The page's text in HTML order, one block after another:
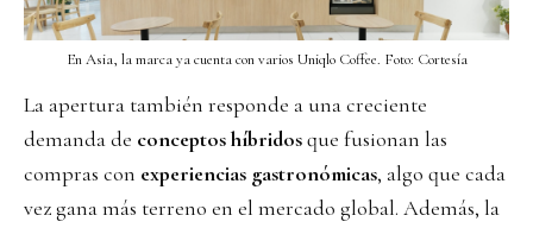
En Asia, la marca ya cuenta con varios Uniqlo Coffee. Foto: Cortesía
La apertura también responde a una creciente
demanda de conceptos híbridosque fusionan las
compras con experiencias gastronómicas, algo que cada
vez gana más terreno en el mercado global. Además, la